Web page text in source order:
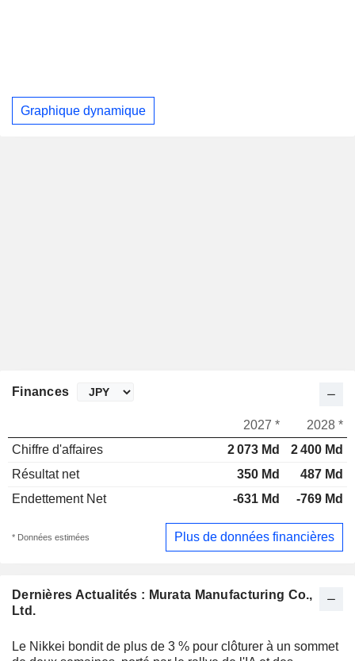
Graphique dynamique
Dernières Actualités : Murata Manufacturing Co.,
Ltd.
Le Nikkei bondit de plus de 3 % pour clôturer à un sommet
Finances
2027 *
2028 *
Chiffre d'affaires
2 073 Md
2 400 Md
Résultat net
350 Md
487 Md
Endettement Net
-631 Md -769 Md
* Données estimées Plus de données financières